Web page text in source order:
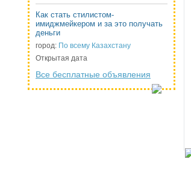
Как стать стилистом-
имиджмейкером и за это получать
деньги
город: По всему Казахстану
Открытая дата
Все бесплатные объявления